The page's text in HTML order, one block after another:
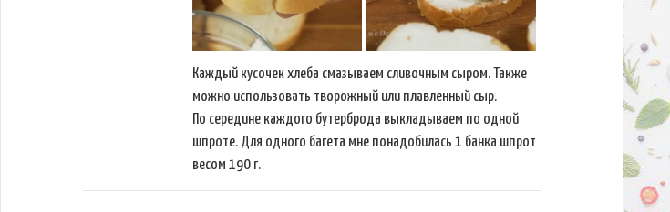
Каждый кусочек хлеба смазываем сливочным сыром. Также
можно использовать творожный или плавленный сыр.
По середине каждого бутерброда выкладываем по одной
шпроте. Для одного багета мне понадобилась 1 банка шпрот
весом 190 г.